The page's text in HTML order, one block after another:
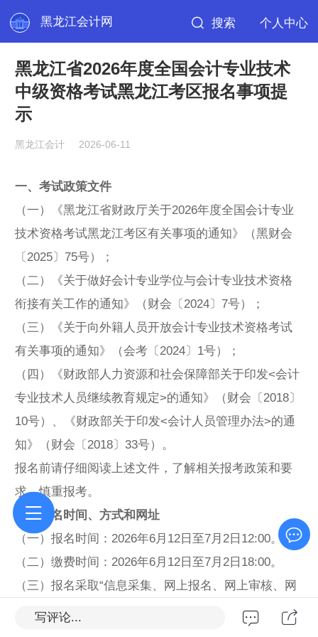
黑龙江会计网 搜索 个人中心
黑龙江省2026年度全国会计专业技术
中级资格考试黑龙江考区报名事项提
示
黑龙江会计 2026-06-11
一、考试政策文件
（一）《黑龙江省财政厅关于2026年度全国会计专业
技术资格考试黑龙江考区有关事项的通知》（黑财会
〔2025〕75号）；
（二）《关于做好会计专业学位与会计专业技术资格
衔接有关工作的通知》（财会〔2024〕7号）；
（三）《关于向外籍人员开放会计专业技术资格考试
有关事项的通知》（会考〔2024〕1号）；
（四）《财政部人力资源和社会保障部关于印发<会计
专业技术人员继续教育规定>的通知》（财会〔2018〕
10号）、《财政部关于印发<会计人员管理办法>的通
知》（财会〔2018〕33号）。
报名前请仔细阅读上述文件，了解相关报考政策和要
求，慎重报考。
二、报名时间、方式和网址
（一）报名时间：2026年6月12日至7月2日12:00。
（二）缴费时间：2026年6月12日至7月2日18:00。
（三）报名采取“信息采集、网上报名、网上审核、网
上缴费”方式。
写评论...